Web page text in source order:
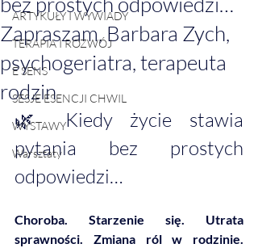
ARTYKUŁY I WYWIADY
TERAPIA I ROZWÓJ
E SENS
SESJE ESENCJI CHWIL
WYSTAWY
Warsztaty
Zapraszam, Barbara Zych,
psychogeriatra, terapeuta
rodzin
🌿 Kiedy życie stawia
pytania bez prostych
odpowiedzi…
Choroba. Starzenie się. Utrata
sprawności. Zmiana ról w rodzinie.